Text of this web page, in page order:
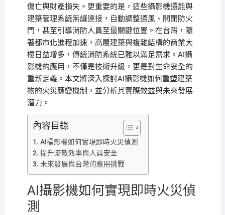
傷亡與財產損失。更重要的是，這些攝影機還能與
建築管理系統無縫連接，自動調整通風、關閉防火
門，甚至引導消防人員至最關鍵位置。在台灣，隨
著都市化進程加速，高層建築與複雜結構的商業大
樓日益增多，傳統消防系統已難以滿足需求。AI攝
影機的應用，不僅是技術升級，更是對生命安全的
重新定義。本文將深入探討AI攝影機如何重塑建築
物的火災應變機制，並分析其實際效益與未來發展
潛力。
內容目錄
AI攝影機如何實現即時火災偵測
提升疏散效率與人員安全
未來發展與台灣的應用挑戰
AI攝影機如何實現即時火災偵
測